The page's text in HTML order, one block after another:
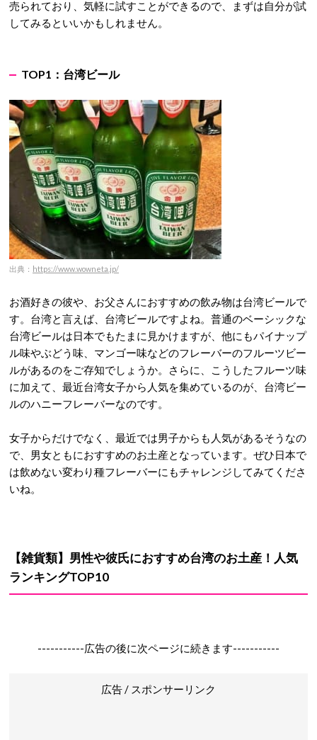
売られており、気軽に試すことができるので、まずは自分が試
してみるといいかもしれません。
TOP1： 台湾ビール
出典： https://www.wowneta.jp/
お酒好きの彼や、お父さんにおすすめの飲み物は台湾ビールで
す。台湾と言えば、台湾ビールですよね。普通のベーシックな
台湾ビールは日本でもたまに見かけますが、他にもパイナップ
ル味やぶどう味、マンゴー味などのフレーバーのフルーツビー
ルがあるのをご存知でしょうか。さらに、こうしたフルーツ味
に加えて、最近台湾女子から人気を集めているのが、台湾ビー
ルのハニーフレーバーなのです。
女子からだけでなく、最近では男子からも人気があるそうなの
で、男女ともにおすすめのお土産となっています。ぜひ日本で
は飲めない変わり種フレーバーにもチャレンジしてみてくださ
いね。
【雑貨類】男性や彼氏におすすめ台湾のお土産！人気
ランキングTOP10
-----------広告の後に次ページに続きます-----------
広告 / スポンサーリンク